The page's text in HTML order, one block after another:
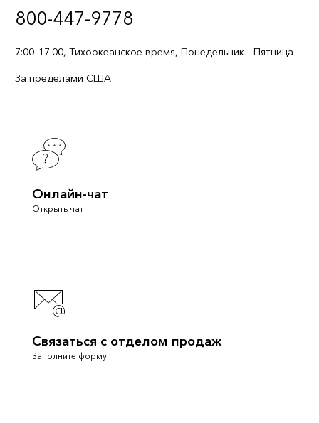
800-447-9778
7:00–17:00, Тихоокеанское время, Понедельник - Пятница
За пределами США
Онлайн-чат
Открыть чат
Связаться с отделом продаж
Заполните форму.